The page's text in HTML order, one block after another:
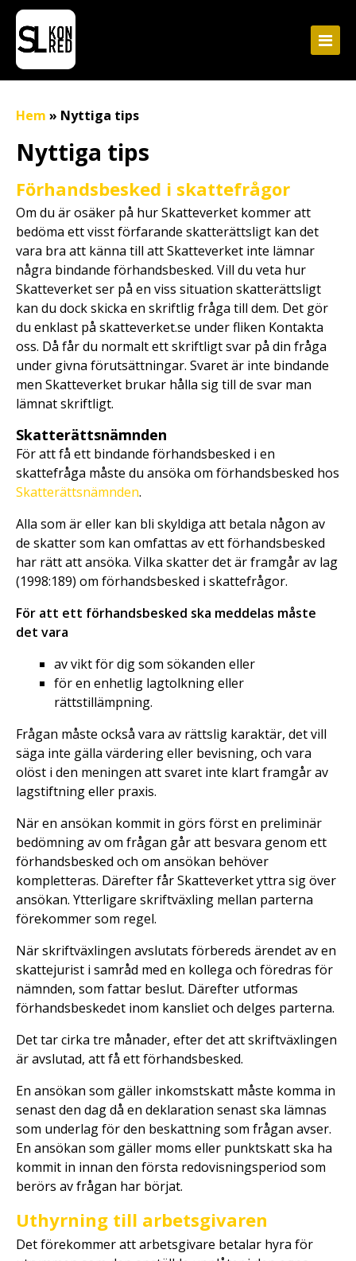
Hem » Nyttiga tips
Nyttiga tips
Förhandsbesked i skattefrågor
Om du är osäker på hur Skatteverket kommer att
bedöma ett visst förfarande skatterättsligt kan det
vara bra att känna till att Skatteverket inte lämnar
några bindande förhandsbesked. Vill du veta hur
Skatteverket ser på en viss situation skatterättsligt
kan du dock skicka en skriftlig fråga till dem. Det gör
du enklast på skatteverket.se under fliken Kontakta
oss. Då får du normalt ett skriftligt svar på din fråga
under givna förutsättningar. Svaret är inte bindande
men Skatteverket brukar hålla sig till de svar man
lämnat skriftligt.
Skatterättsnämnden
För att få ett bindande förhandsbesked i en
skattefråga måste du ansöka om förhandsbesked hos
Skatterättsnämnden.
Alla som är eller kan bli skyldiga att betala någon av
de skatter som kan omfattas av ett förhandsbesked
har rätt att ansöka. Vilka skatter det är framgår av lag
(1998:189) om förhandsbesked i skattefrågor.
För att ett förhandsbesked ska meddelas måste
det vara
av vikt för dig som sökanden eller
för en enhetlig lagtolkning eller
rättstillämpning.
Frågan måste också vara av rättslig karaktär, det vill
säga inte gälla värdering eller bevisning, och vara
olöst i den meningen att svaret inte klart framgår av
lagstiftning eller praxis.
När en ansökan kommit in görs först en preliminär
bedömning av om frågan går att besvara genom ett
förhandsbesked och om ansökan behöver
kompletteras. Därefter får Skatteverket yttra sig över
ansökan. Ytterligare skriftväxling mellan parterna
förekommer som regel.
När skriftväxlingen avslutats förbereds ärendet av en
skattejurist i samråd med en kollega och föredras för
nämnden, som fattar beslut. Därefter utformas
förhandsbeskedet inom kansliet och delges parterna.
Det tar cirka tre månader, efter det att skriftväxlingen
är avslutad, att få ett förhandsbesked.
En ansökan som gäller inkomstskatt måste komma in
senast den dag då en deklaration senast ska lämnas
som underlag för den beskattning som frågan avser.
En ansökan som gäller moms eller punktskatt ska ha
kommit in innan den första redovisningsperiod som
berörs av frågan har börjat.
Uthyrning till arbetsgivaren
Det förekommer att arbetsgivare betalar hyra för